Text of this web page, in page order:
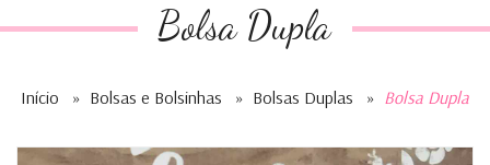
Bolsa Dupla
Início » Bolsas e Bolsinhas » Bolsas Duplas » Bolsa Dupla